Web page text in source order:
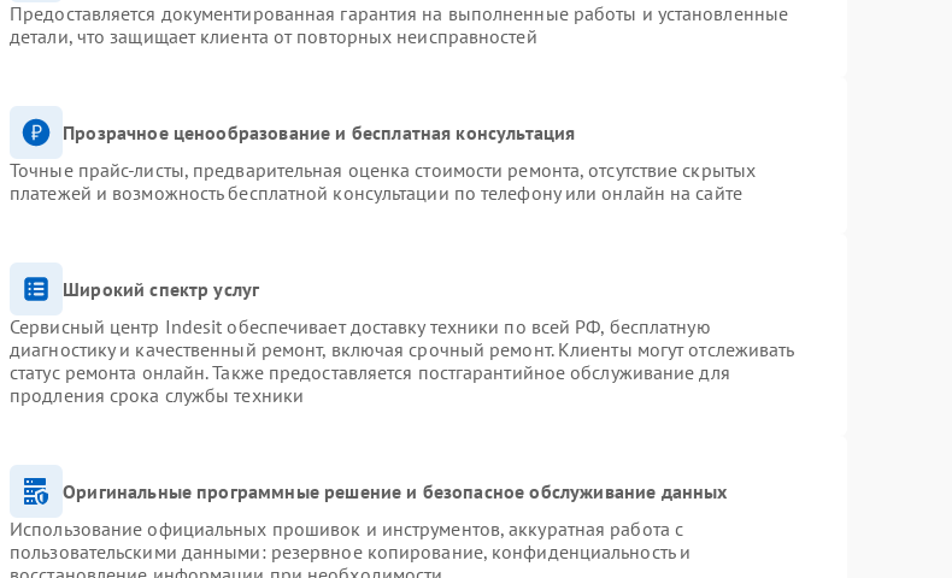
Предоставляется документированная гарантия на выполненные работы и установленные
детали, что защищает клиента от повторных неисправностей
Прозрачное ценообразование и бесплатная консультация
Точные прайс-листы, предварительная оценка стоимости ремонта, отсутствие скрытых
платежей и возможность бесплатной консультации по телефону или онлайн на сайте
Широкий спектр услуг
Сервисный центр Indesit обеспечивает доставку техники по всей РФ, бесплатную
диагностику и качественный ремонт, включая срочный ремонт. Клиенты могут отслеживать
статус ремонта онлайн. Также предоставляется постгарантийное обслуживание для
продления срока службы техники
Оригинальные программные решение и безопасное обслуживание данных
Использование официальных прошивок и инструментов, аккуратная работа с
пользовательскими данными: резервное копирование, конфиденциальность и